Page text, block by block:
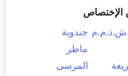
جندوبة
ماطر
المرسى